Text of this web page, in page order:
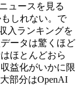
ュースを見る
しれない。で
入ランキングを
ータは驚くほど
ほとんどおら
益化がいかに限
部分はOpenAI